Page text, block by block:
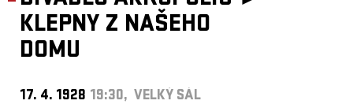
KLEPNY Z NAŠEHO
DOMU
17. 4. 1928 19:30, VELKÝ SÁL